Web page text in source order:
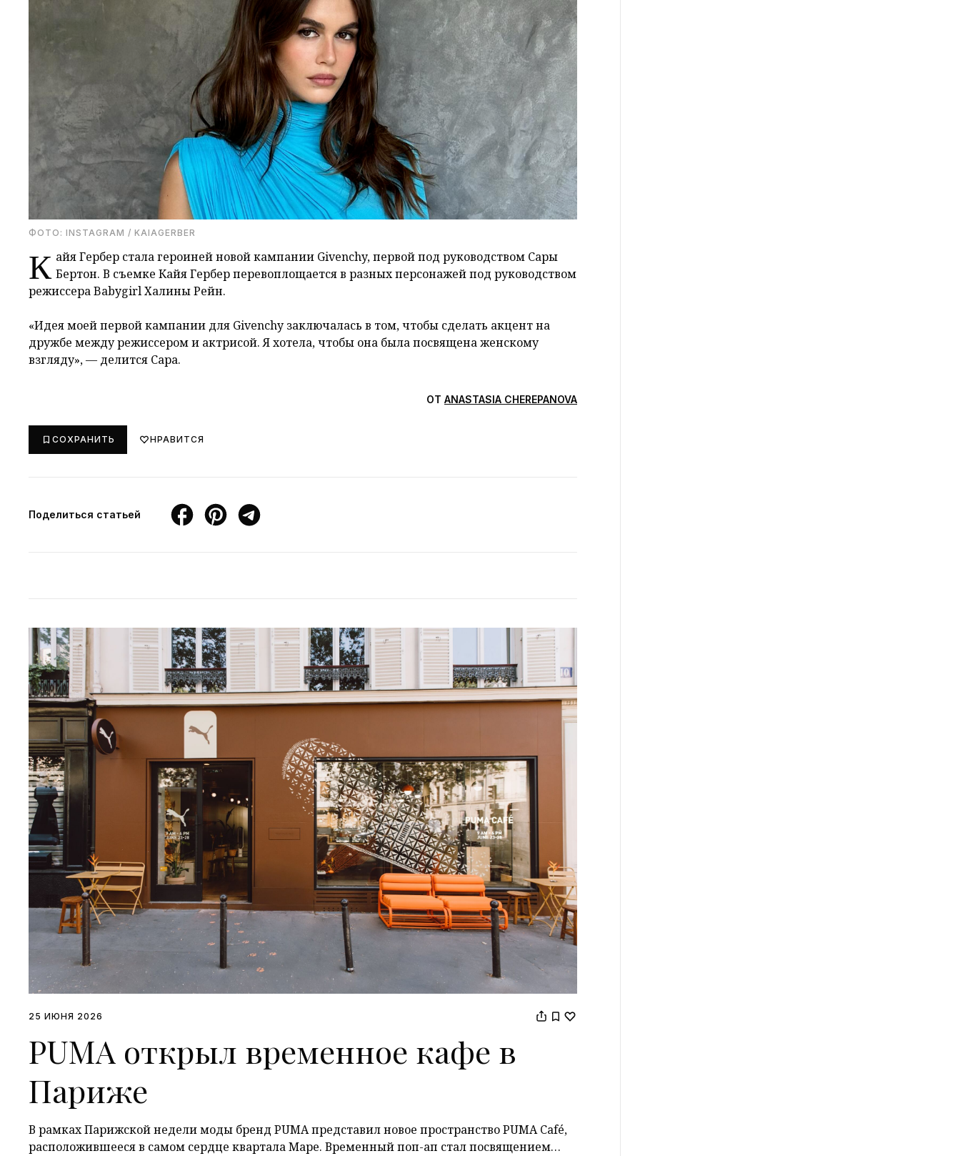
ФОТО: INSTAGRAM / KAIAGERBER
К айя Гербер стала героиней новой кампании Givenchy, первой под руководством Сары
Бертон. В съемке Кайя Гербер перевоплощается в разных персонажей под руководством
режиссера Babygirl Халины Рейн.
«Идея моей первой кампании для Givenchy заключалась в том, чтобы сделать акцент на
дружбе между режиссером и актрисой. Я хотела, чтобы она была посвящена женскому
взгляду», — делится Сара.
ОТ ANASTASIA CHEREPANOVA
СОХРАНИТЬ НРАВИТСЯ
Поделиться статьей
25 ИЮНЯ 2026
PUMA открыл временное кафе в
Париже
В рамках Парижской недели моды бренд PUMA представил новое пространство PUMA Café,
расположившееся в самом сердце квартала Маре. Временный поп-ап стал посвящением…